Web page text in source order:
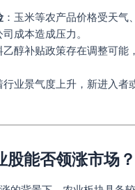
：玉米等农产品价格受天气
成本造成压力。
乙醇补贴政策存在调整可能
行业景气度上升，新进入者
股能否领涨市场？